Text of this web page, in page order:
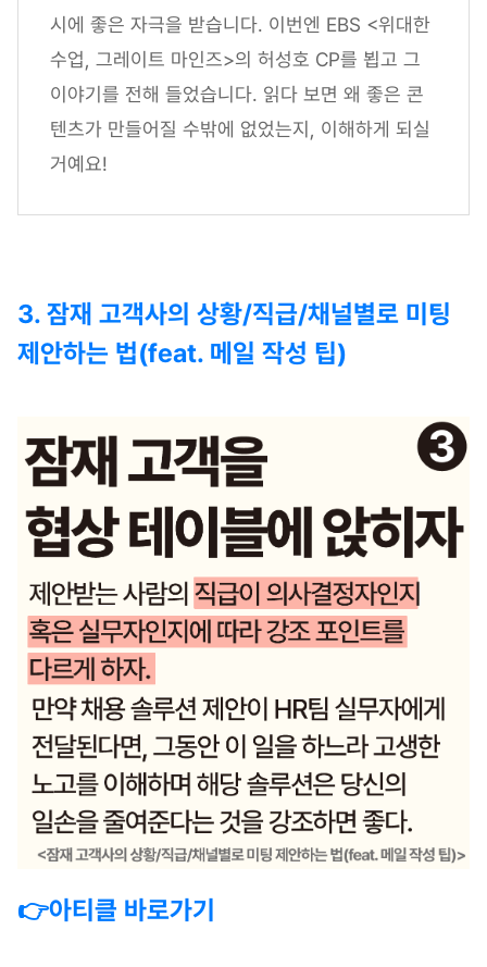
시에 좋은 자극을 받습니다. 이번엔 EBS <위대한
수업, 그레이트 마인즈>의 허성호 CP를 뵙고 그
이야기를 전해 들었습니다. 읽다 보면 왜 좋은 콘
텐츠가 만들어질 수밖에 없었는지, 이해하게 되실
거예요!
3. 잠재 고객사의 상황/직급/채널별로 미팅
제안하는 법(feat. 메일 작성 팁)
👉아티클 바로가기